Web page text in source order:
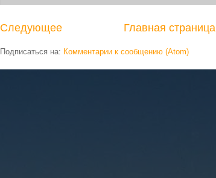
Следующее Главная страница
Подписаться на: Комментарии к сообщению (Atom)